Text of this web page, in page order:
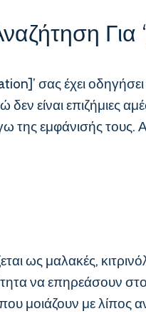
Για
σας έχει
δεν είναι
εμφάνισής τους.
ως μαλακές,
να επηρεάσουν στο
που μοιάζουν με